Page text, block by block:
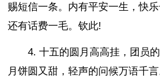
赐短信一条。内有平安一生，快
还有话费一毛。钦此!
4. 十五的圆月高高挂，团员
月饼圆又甜，轻声的问候万语千